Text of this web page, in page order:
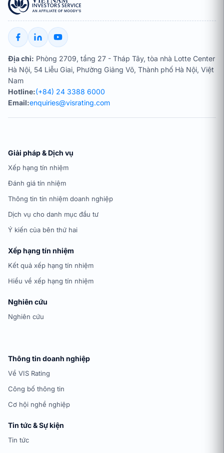
Địa chỉ: Phòng 2709, tầng 27 - Tháp Tây, tòa nhà Lotte Center
Hà Nội, 54 Liễu Giai, Phường Giảng Võ, Thành phố Hà Nội, Việt
Nam
Hotline:(+84) 24 3388 6000
Email:enquiries@visrating.com
Giải pháp & Dịch vụ
Xếp hạng tín nhiệm
Đánh giá tín nhiệm
Thông tin tín nhiệm doanh nghiệp
Dịch vụ cho danh mục đầu tư
Ý kiến của bên thứ hai
Xếp hạng tín nhiệm
Kết quả xếp hạng tín nhiệm
Hiểu về xếp hạng tín nhiệm
Nghiên cứu
Nghiên cứu
Thông tin doanh nghiệp
Về VIS Rating
Công bố thông tin
Cơ hội nghề nghiệp
Tin tức & Sự kiện
Tin tức